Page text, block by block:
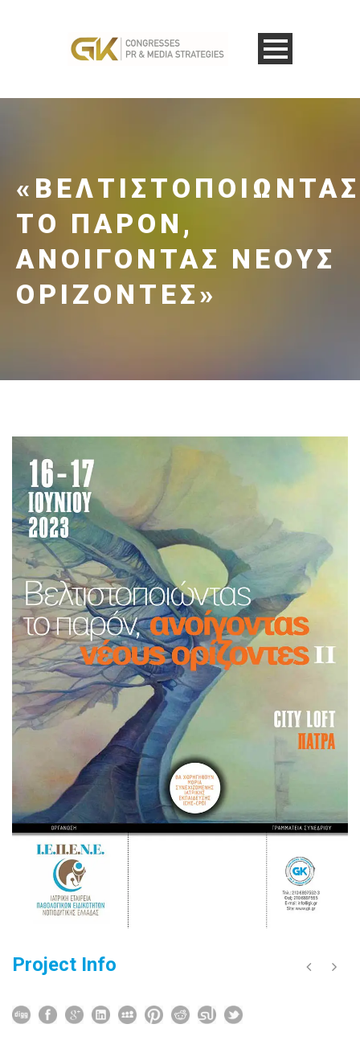
«ΒΕΛΤΙΣΤΟΠΟΙΏΝΤΑΣ
ΤΟ ΠΑΡΌΝ,
ΑΝΟΊΓΟΝΤΑΣ ΝΈΟΥΣ
ΟΡΊΖΟΝΤΕΣ»
Project Info